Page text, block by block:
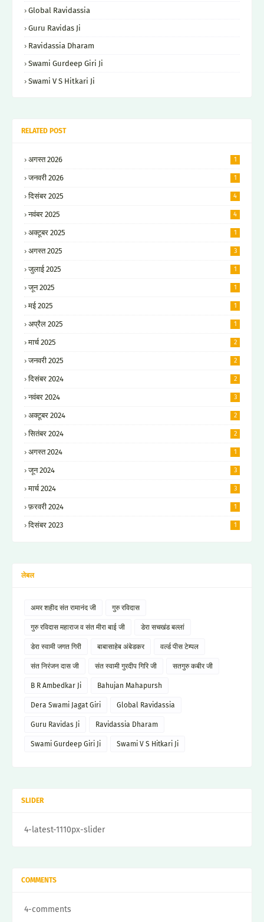
Global Ravidassia
Guru Ravidas Ji
Ravidassia Dharam
Swami Gurdeep Giri Ji
Swami V S Hitkari Ji
RELATED POST
अगस्त 2026 1
जनवरी 2026 1
दिसंबर 2025 4
नवंबर 2025 4
अक्टूबर 2025 1
अगस्त 2025 3
जुलाई 2025 1
जून 2025 1
मई 2025 1
अप्रैल 2025 1
मार्च 2025 2
जनवरी 2025 2
दिसंबर 2024 2
नवंबर 2024 3
अक्टूबर 2024 2
सितंबर 2024 2
अगस्त 2024 1
जून 2024 3
मार्च 2024 3
फ़रवरी 2024 1
दिसंबर 2023 1
लेबल
अमर शहीद संत रामानंद जी गुरु रविदास
गुरु रविदास महाराज व संत मीरा बाई जी डेरा सचखंड बल्लां
डेरा स्वामी जगत गिरी बाबासाहेब अंबेडकर वर्ल्ड पीस टेम्पल
संत निरंजन दास जी संत स्वामी गुरदीप गिरि जी सतगुरु कबीर जी
B R Ambedkar Ji Bahujan Mahapursh
Dera Swami Jagat Giri Global Ravidassia
Guru Ravidas Ji Ravidassia Dharam
Swami Gurdeep Giri Ji Swami V S Hitkari Ji
SLIDER
4-latest-1110px-slider
COMMENTS
4-comments